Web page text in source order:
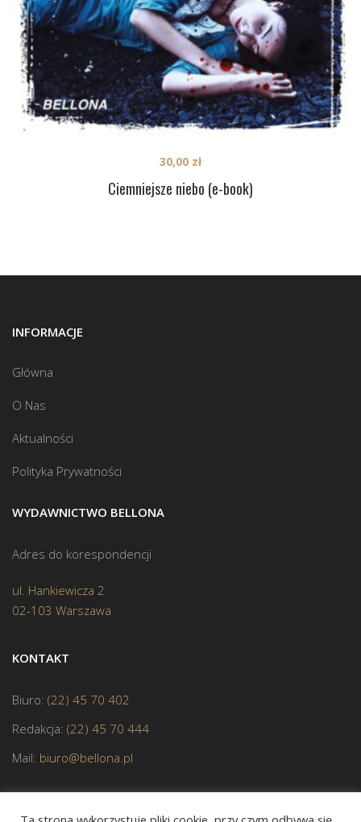
Ciemniejsze niebo (e-book)
30,00 zł
INFORMACJE
Główna
O Nas
Aktualności
Polityka Prywatności
WYDAWNICTWO BELLONA
Adres do korespondencji
ul. Hankiewicza 2
02-103 Warszawa
KONTAKT
Biuro: (22) 45 70 402
Redakcja: (22) 45 70 444
Mail: biuro@bellona.pl